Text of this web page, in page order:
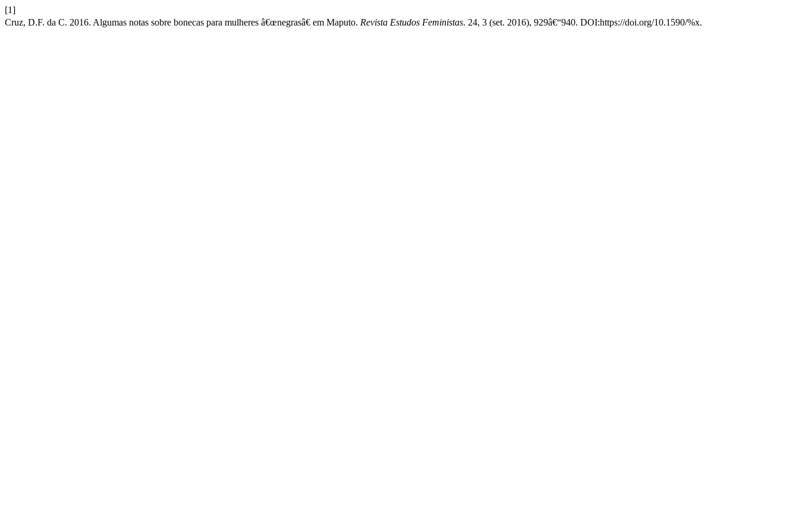
[1]
Cruz, D.F. da C. 2016. Algumas notas sobre bonecas para mulheres â€œnegrasâ€ em Maputo. Revista Estudos Feministas. 24, 3 (set. 2016), 929â€“940. DOI:https://doi.org/10.1590/%x.